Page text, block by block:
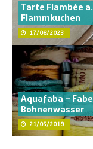
Tarte Flambée
Flammkuchen
17/08/2023
Aquafaba –
Bohnenwasser
21/05/2019